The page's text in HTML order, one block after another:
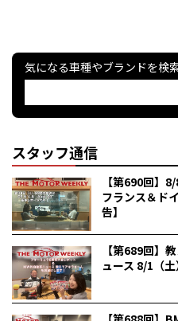
気になる車種やブランドを検
スタッフ通信
【第690回】
フランス＆ド
告】
【第689回】
ュース 8/1（